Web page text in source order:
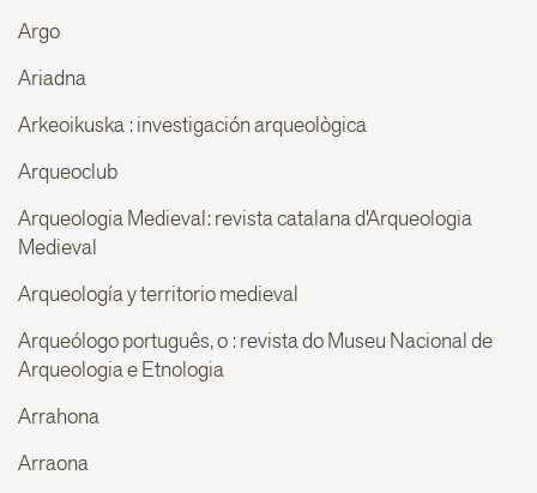
Argo
Ariadna
Arkeoikuska : investigación arqueològica
Arqueoclub
Arqueologia Medieval: revista catalana d'Arqueologia
Medieval
Arqueología y territorio medieval
Arqueólogo português, o : revista do Museu Nacional de
Arqueologia e Etnologia
Arrahona
Arraona